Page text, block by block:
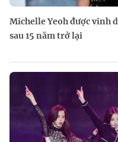
Michelle Yeoh được vinh
sau 15 năm trở lại